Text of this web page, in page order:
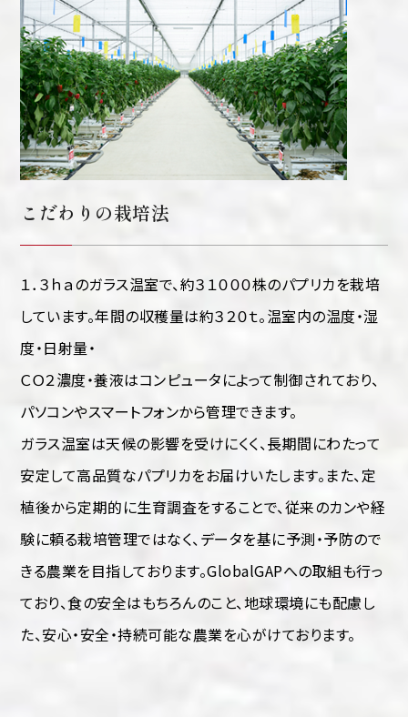
こだわりの栽培法
１．３ｈａのガラス温室で、約３１０００株のパプリカを栽培
しています。年間の収穫量は約３２０ｔ。温室内の温度・湿
度・日射量・
ＣＯ２濃度・養液はコンピュータによって制御されており、
パソコンやスマートフォンから管理できます。
ガラス温室は天候の影響を受けにくく、長期間にわたって
安定して高品質なパプリカをお届けいたします。また、定
植後から定期的に生育調査をすることで、従来のカンや経
験に頼る栽培管理ではなく、データを基に予測・予防ので
きる農業を目指しております。GlobalGAPへの取組も行っ
ており、食の安全はもちろんのこと、地球環境にも配慮し
た、安心・安全・持続可能な農業を心がけております。